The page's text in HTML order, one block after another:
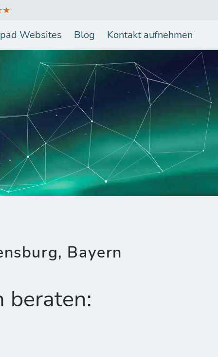
Websites Blog Kontakt aufnehmen
Bayern
beraten: